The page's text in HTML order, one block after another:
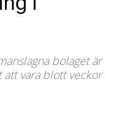
bolaget är
vara blott veckor